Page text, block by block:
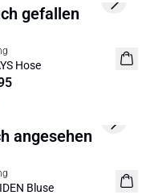
gefallen
Hose
Next
angesehen
Bluse
Next